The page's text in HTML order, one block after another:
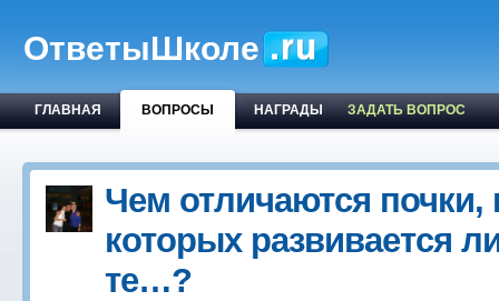
ОтветыШколе
ГЛАВНАЯ ВОПРОСЫ НАГРАДЫ ЗАДАТЬ ВОПРОС
Чем отличаются почки,
которых развивается
те…?